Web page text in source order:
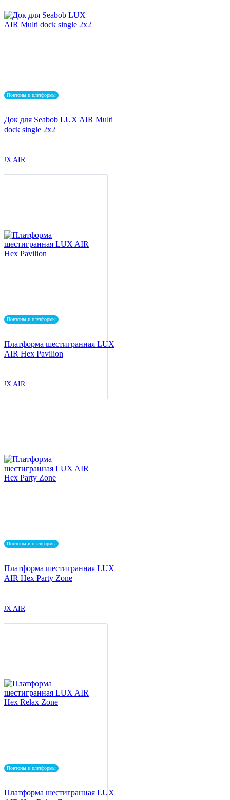
Понтоны и платформы
Док для Seabob LUX AIR Multi
dock single 2x2
AIR
Понтоны и платформы
Платформа шестигранная LUX
AIR Hex Pavilion
AIR
Понтоны и платформы
Платформа шестигранная LUX
AIR Hex Party Zone
AIR
Понтоны и платформы
Платформа шестигранная LUX